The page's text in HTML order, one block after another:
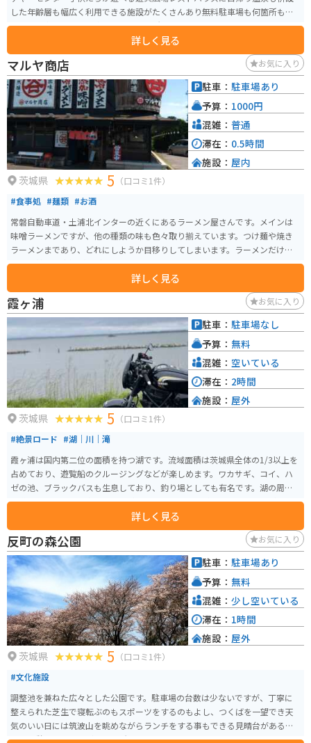
した年齢層も幅広く利用できる施設がたくさんあり無料駐車場も何箇所もあ
り、一日中過ごしても飽き足らない場所となっている。
詳しく見る
マルヤ商店 お気に入り
茨城県 5 （口コミ1件）
#食事処 #麺類 #お酒
常磐自動車道・土浦北インターの近くにあるラーメン屋さんです。メインは
味噌ラーメンですが、他の種類の味も色々取り揃えています。つけ麺や焼き
ラーメンまであり、どれにしようか目移りしてしまいます。ラーメンだけで
なく、餃子や唐揚げなどのおかずもありますので、ガッツリ食べたい人には
詳しく見る
駐車： 駐車場あり
予算： 1000円
混雑： 普通
滞在： 0.5時間
施設： 屋内
霞ヶ浦 お気に入り
茨城県 5 （口コミ1件）
#絶景ロード #湖｜川｜滝
霞ヶ浦は国内第二位の面積を持つ湖です。流域面積は茨城県全体の1/3以上を
占めており、遊覧船のクルージングなどが楽しめます。ワカサギ、コイ、ハ
ゼの池、ブラックバスも生息しており、釣り場としても有名です。湖の周り
の道路は、バイク、車での走行が可能で、湖を見ながら一周することができ
詳しく見る
駐車： 駐車場なし
予算： 無料
混雑： 空いている
滞在： 2時間
施設： 屋外
反町の森公園 お気に入り
茨城県 5 （口コミ1件）
#文化施設
調整池を兼ねた広々とした公園です。駐車場の台数は少ないですが、丁寧に
整えられた芝生で寝転ぶのもスポーツをするのもよし、つくばを一望でき天
気のいい日には筑波山を眺めながらランチをする事もできる見晴台があるの
で、休憩にはちょうど良い場所です。
駐車： 駐車場あり
予算： 無料
混雑： 少し空いている
滞在： 1時間
施設： 屋外